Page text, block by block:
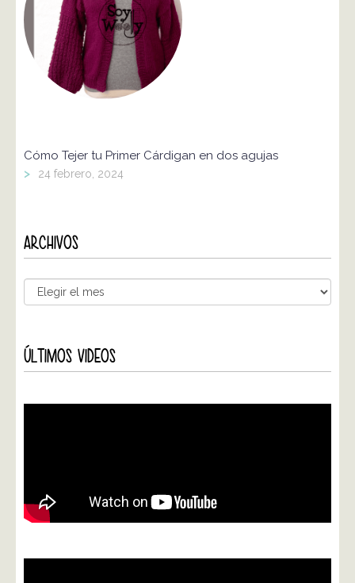
Cómo Tejer tu Primer Cárdigan en dos agujas
> 24 febrero, 2024
ARCHIVOS
ÚLTIMOS VIDEOS